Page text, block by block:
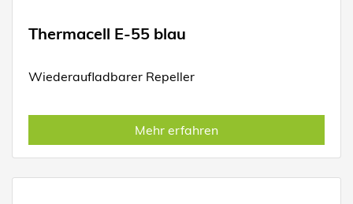
Thermacell E-55 blau
Wiederaufladbarer Repeller
Mehr erfahren